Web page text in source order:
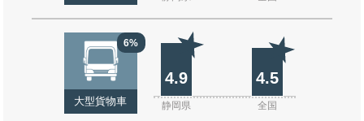
6%
大型貨物車
4.9 4.5
静岡県 全国